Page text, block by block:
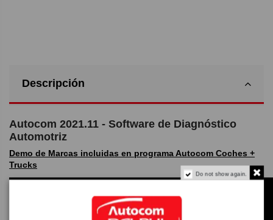
Descripción
Autocom 2021.11 - Software de Diagnóstico
Automotriz
Demo de Marcas incluidas en programa Autocom Coches +
Trucks
Do not show again.